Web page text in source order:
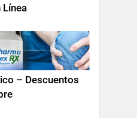
Línea
– Descuentos